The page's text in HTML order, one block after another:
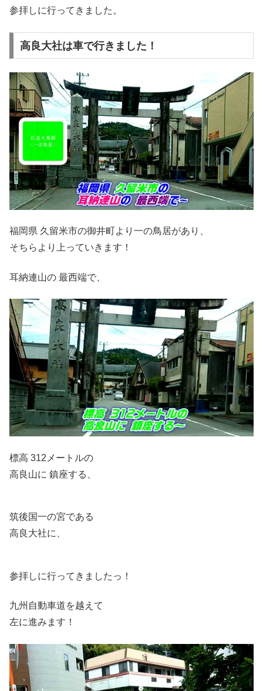
参拝しに行ってきました。
高良大社は車で行きました！
福岡県 久留米市の御井町より一の鳥居があり、
そちらより上っていきます！
耳納連山の 最西端で、
標高 312メートルの
高良山に 鎮座する、
筑後国一の宮である
高良大社に、
参拝しに行ってきましたっ！
九州自動車道を越えて
左に進みます！